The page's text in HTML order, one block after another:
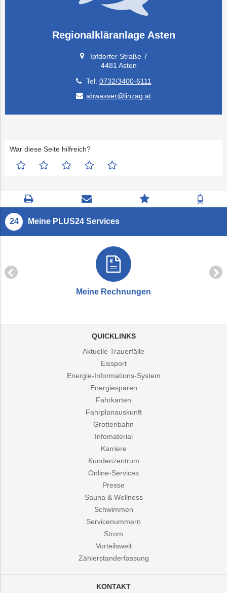
Regionalkläranlage Asten
Ipfdorfer Straße 7
4481 Asten
Tel. 0732/3400-6111
abwasser@linzag.at
War diese Seite hilfreich?
Seite
drucken
Kontaktseite
öffnen
Zum
Feedback
Zur
Meine PLUS24 Services
Meine Rechnungen
QUICKLINKS
Aktuelle Trauerfälle
Eissport
Energie-Informations-System
Energiesparen
Fahrkarten
Fahrplanauskunft
Grottenbahn
Infomaterial
Karriere
Kundenzentrum
Online-Services
Presse
Sauna & Wellness
Schwimmen
Servicenummern
Strom
Vorteilswelt
Zählerstanderfassung
KONTAKT